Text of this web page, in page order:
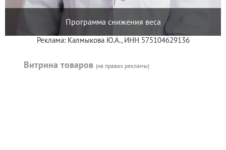
Программа снижения веса
Реклама: Калмыкова Ю.А., ИНН 575104629136
Витрина товаров (на правах рекламы)